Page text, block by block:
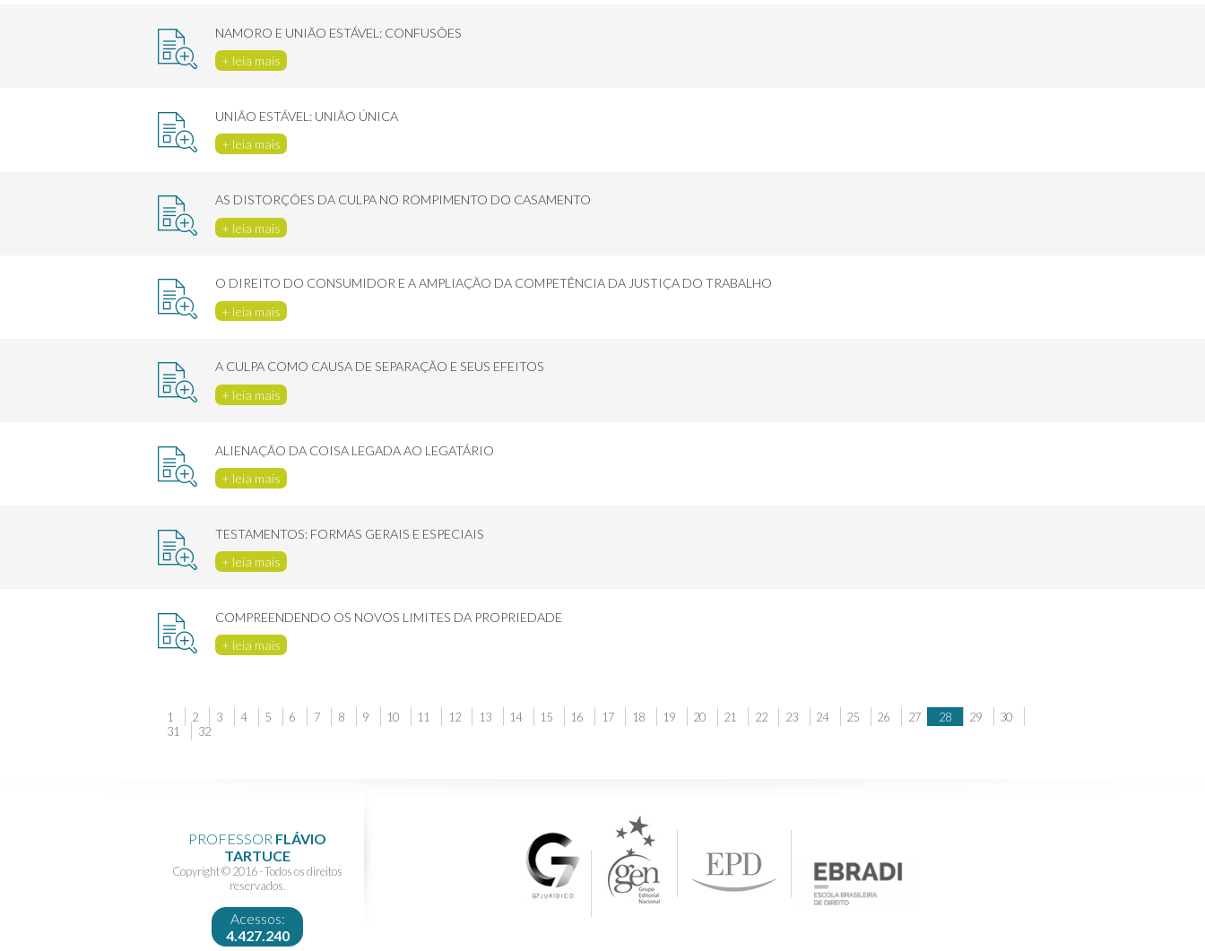
NAMORO E UNIÃO ESTÁVEL: CONFUSÕES
+ leia mais
UNIÃO ESTÁVEL: UNIÃO ÚNICA
+ leia mais
AS DISTORÇÕES DA CULPA NO ROMPIMENTO DO CASAMENTO
+ leia mais
O DIREITO DO CONSUMIDOR E A AMPLIAÇÃO DA COMPETÊNCIA DA JUSTIÇA DO TRABALHO
+ leia mais
A CULPA COMO CAUSA DE SEPARAÇÃO E SEUS EFEITOS
+ leia mais
ALIENAÇÃO DA COISA LEGADA AO LEGATÁRIO
+ leia mais
TESTAMENTOS: FORMAS GERAIS E ESPECIAIS
+ leia mais
COMPREENDENDO OS NOVOS LIMITES DA PROPRIEDADE
+ leia mais
1 2 3 4 5 6 7 8 9 10 11 12 13 14 15 16 17 18 19 20 21 22 23 24 25 26 27 28 29
30
31
32
PROFESSOR FLÁVIO
TARTUCE
Copyright © 2016 - Todos os direitos
reservados.
Acessos:
4.427.240